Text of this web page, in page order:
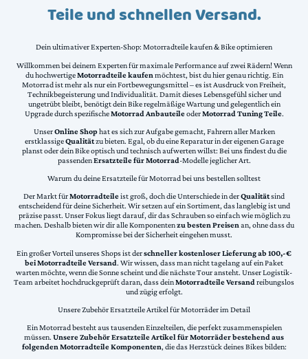
Teile und schnellen Versand.
Dein ultimativer Experten-Shop: Motorradteile kaufen & Bike optimieren
Willkommen bei deinem Experten für maximale Performance auf zwei Rädern! Wenn
du hochwertigeMotorradteile kaufen möchtest, bist du hier genau richtig. Ein
Motorrad ist mehr als nur ein Fortbewegungsmittel – es ist Ausdruck von Freiheit,
Technikbegeisterung und Individualität. Damit dieses Lebensgefühl sicher und
ungetrübt bleibt, benötigt dein Bike regelmäßige Wartung und gelegentlich ein
Upgrade durch spezifischeMotorrad AnbauteileoderMotorrad Tuning Teile.
UnserOnline Shophat es sich zur Aufgabe gemacht, Fahrern aller Marken
erstklassigeQualitätzu bieten. Egal, ob du eine Reparatur in der eigenen Garage
planst oder dein Bike optisch und technisch aufwerten willst: Bei uns findest du die
passendenErsatzteile für Motorrad-Modelle jeglicher Art.
Warum du deine Ersatzteile für Motorrad bei uns bestellen solltest
Der Markt fürMotorradteileist groß, doch die Unterschiede in derQualitätsind
entscheidend für deine Sicherheit. Wir setzen auf ein Sortiment, das langlebig ist und
präzise passt. Unser Fokus liegt darauf, dir das Schrauben so einfach wie möglich zu
machen. Deshalb bieten wir dir alle Komponentenzu besten Preisenan, ohne dass du
Kompromisse bei der Sicherheit eingehen musst.
Ein großer Vorteil unseres Shops ist derschneller kostenloser Lieferung ab 100,-€
bei Motorradteile Versand. Wir wissen, dass man nicht tagelang auf ein Paket
warten möchte, wenn die Sonne scheint und die nächste Tour ansteht. Unser Logistik-
Team arbeitet hochdruckgeprüft daran, dass deinMotorradteile Versand reibungslos
und zügig erfolgt.
Unsere Zubehör Ersatzteile Artikel für Motorräder im Detail
Ein Motorrad besteht aus tausenden Einzelteilen, die perfekt zusammenspielen
müssen. Unsere Zubehör Ersatzteile Artikel für Motorräder bestehend aus
folgenden Motorradteile Komponenten, die das Herzstück deines Bikes bilden: